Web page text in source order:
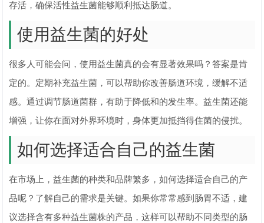
存活，确保活性益生菌能够顺利抵达肠道。
使用益生菌的好处
很多人可能会问，使用益生菌真的会有显著效果吗？答案是肯
定的。定期补充益生菌，可以帮助你改善肠道环境，缓解不适
感。通过调节肠道菌群，有助于降低和的发生率。益生菌还能
增强，让你在面对外界环境时，身体更加抵挡得住菌的侵扰。
如何选择适合自己的益生菌
在市场上，益生菌的种类和品牌繁多，如何选择适合自己的产
品呢？了解自己的需求是关键。如果你常常感到肠胃不适，建
议选择含有多种益生菌株的产品，这样可以帮助不同类型的肠